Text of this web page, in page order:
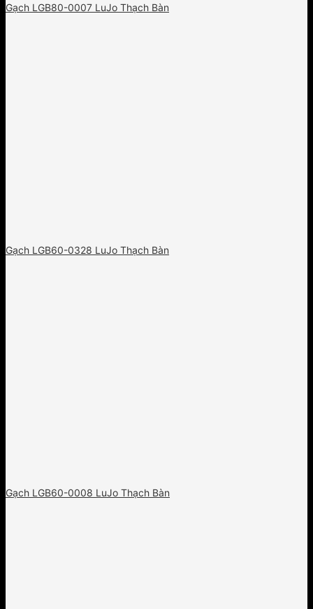
Gạch LGB80-0007 LuJo Thạch Bàn
Gạch LGB60-0328 LuJo Thạch Bàn
Gạch LGB60-0008 LuJo Thạch Bàn